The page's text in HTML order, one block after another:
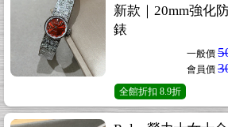
新款｜20mm強化
錶
一般價
會員價
全館折扣 8.9折